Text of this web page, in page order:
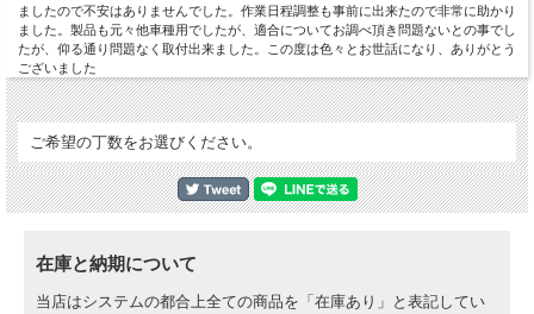
ましたので不安はありませんでした。作業日程調整も事前に出来たので非常に助かり
ました。製品も元々他車種用でしたが、適合についてお調べ頂き問題ないとの事でし
たが、仰る通り問題なく取付出来ました。この度は色々とお世話になり、ありがとう
ございました
ご希望の丁数をお選びください。
在庫と納期について
当店はシステムの都合上全ての商品を「在庫あり」と表記してい